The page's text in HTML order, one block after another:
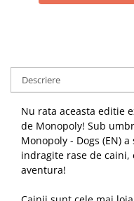
Descriere
Nu rata aceasta editie
de Monopoly! Sub
Monopoly - Dogs (EN)
indragite rase de
aventura!